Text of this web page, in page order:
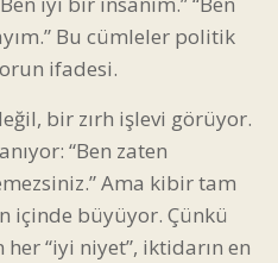
Bu cümleler politik
ifadesi.
bir zırh işlevi görüyor.
“Ben zaten
Ama kibir tam
içinde büyüyor. Çünkü
“iyi niyet”, iktidarın en